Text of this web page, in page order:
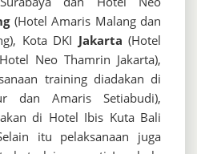
(Hotel Amaris Malang dan
Kota DKI Jakarta (Hotel
Neo Thamrin Jakarta),
training diadakan di
dan Amaris Setiabudi),
di Hotel Ibis Kuta Bali
itu pelaksanaan juga